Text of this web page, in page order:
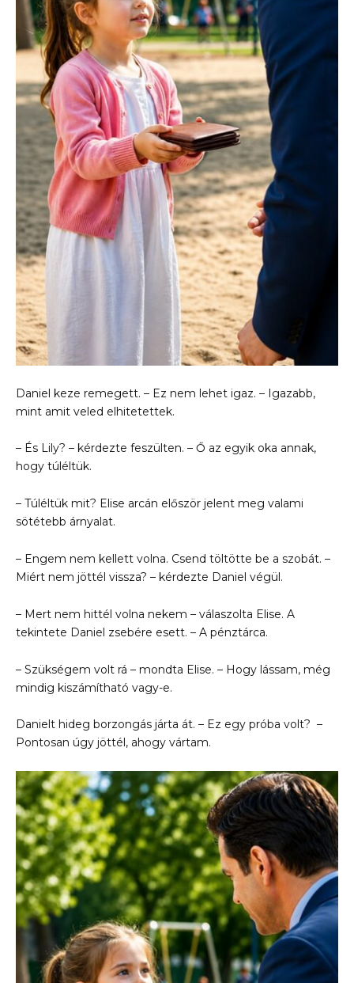
Daniel keze remegett. – Ez nem lehet igaz. – Igazabb,
mint amit veled elhitetettek.
– És Lily? – kérdezte feszülten. – Ő az egyik oka annak,
hogy túléltük.
– Túléltük mit? Elise arcán először jelent meg valami
sötétebb árnyalat.
– Engem nem kellett volna. Csend töltötte be a szobát. –
Miért nem jöttél vissza? – kérdezte Daniel végül.
– Mert nem hittél volna nekem – válaszolta Elise. A
tekintete Daniel zsebére esett. – A pénztárca.
– Szükségem volt rá – mondta Elise. – Hogy lássam, még
mindig kiszámítható vagy-e.
Danielt hideg borzongás járta át. – Ez egy próba volt? –
Pontosan úgy jöttél, ahogy vártam.